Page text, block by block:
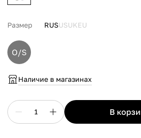
Размер RUSUSUKEU
O/S
Наличие в магазинах
1 в